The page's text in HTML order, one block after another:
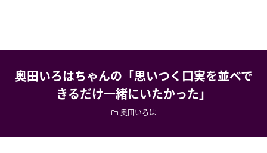
奥田いろはちゃんの「思いつく口実を並べで
きるだけ一緒にいたかった」
奥田いろは